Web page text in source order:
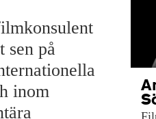
sen på
inom